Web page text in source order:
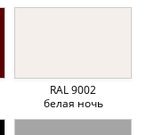
RAL 9002
белая ночь